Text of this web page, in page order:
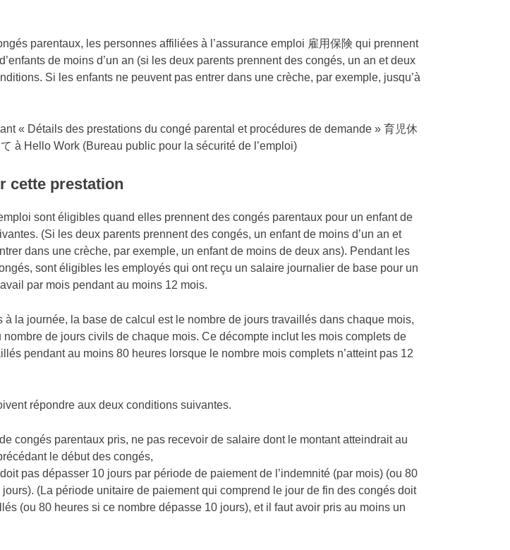
parentaux, les personnes affiliées à l’assurance emploi 雇用保険 qui prennent
de moins d’un an (si les deux parents prennent des congés, un an et deux
Si les enfants ne peuvent pas entrer dans une crèche, par exemple, jusqu’à
« Détails des prestations du congé parental et procédures de demande » 育児休
à Hello Work (Bureau public pour la sécurité de l’emploi)
cette prestation
sont éligibles quand elles prennent des congés parentaux pour un enfant de
(Si les deux parents prennent des congés, un enfant de moins d’un an et
dans une crèche, par exemple, un enfant de moins de deux ans). Pendant les
sont éligibles les employés qui ont reçu un salaire journalier de base pour un
par mois pendant au moins 12 mois.
la journée, la base de calcul est le nombre de jours travaillés dans chaque mois,
de jours civils de chaque mois. Ce décompte inclut les mois complets de
pendant au moins 80 heures lorsque le nombre mois complets n’atteint pas 12
répondre aux deux conditions suivantes.
congés parentaux pris, ne pas recevoir de salaire dont le montant atteindrait au
le début des congés,
pas dépasser 10 jours par période de paiement de l’indemnité (par mois) (ou 80
(La période unitaire de paiement qui comprend le jour de fin des congés doit
(ou 80 heures si ce nombre dépasse 10 jours), et il faut avoir pris au moins un